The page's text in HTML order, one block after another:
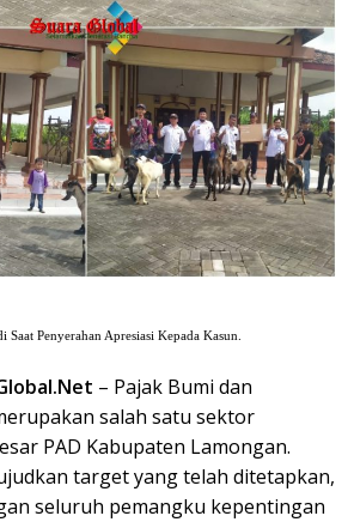
Saat Penyerahan Apresiasi Kepada Kasun.
– Pajak Bumi dan
salah satu sektor
PAD Kabupaten Lamongan.
target yang telah ditetapkan,
seluruh pemangku kepentingan